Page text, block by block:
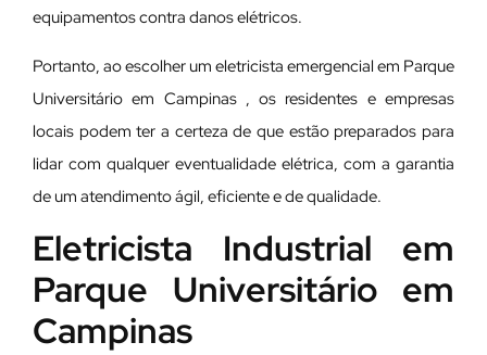
equipamentos contra danos elétricos.
Portanto, ao escolher um eletricista emergencial em Parque
Universitário em Campinas , os residentes e empresas
locais podem ter a certeza de que estão preparados para
lidar com qualquer eventualidade elétrica, com a garantia
de um atendimento ágil, eficiente e de qualidade.
Eletricista Industrial em
Parque Universitário em
Campinas